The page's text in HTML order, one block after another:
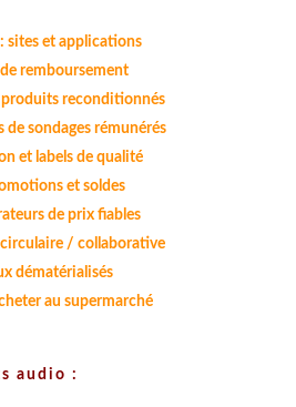
sites et applications
remboursement
produits reconditionnés
de sondages rémunérés
et labels de qualité
et soldes
de prix fiables
/ collaborative
dématérialisés
au supermarché
audio :